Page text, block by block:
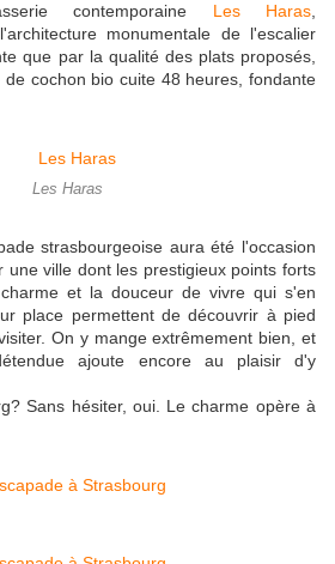
contemporaine Les Haras
monumentale de l'escalier
que par la qualité des plats proposés,
cochon bio cuite 48 heures, fondante
Les Haras
strasbourgeoise aura été l'occasion
une ville dont les prestigieux points forts
et la douceur de vivre qui s'en
place permettent de découvrir à pied
On y mange extrêmement bien, et
ajoute encore au plaisir d'y
Sans hésiter, oui. Le charme opère à